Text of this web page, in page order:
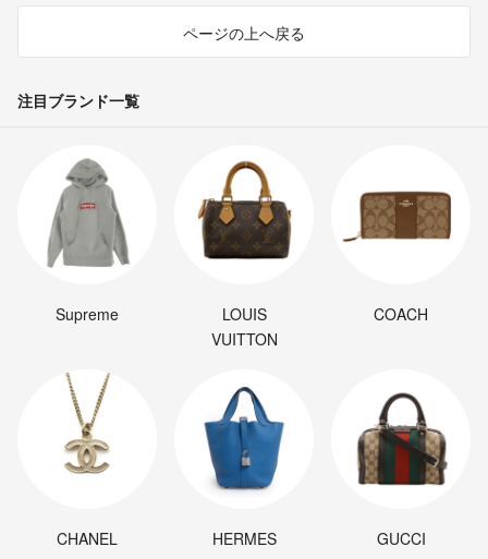
ページの上へ戻る
注目ブランド一覧
Supreme
LOUIS
VUITTON
COACH
CHANEL HERMES GUCCI